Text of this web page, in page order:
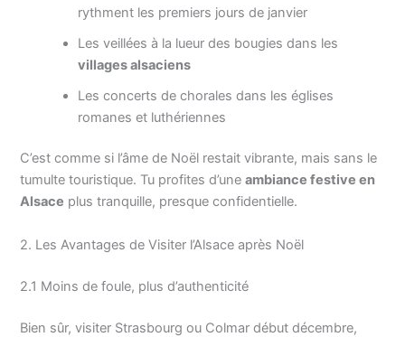
rythment les premiers jours de janvier
Les veillées à la lueur des bougies dans les
villages alsaciens
Les concerts de chorales dans les églises
romanes et luthériennes
C’est comme si l’âme de Noël restait vibrante, mais sans le
tumulte touristique. Tu profites d’uneambiance festive en
Alsace plus tranquille, presque confidentielle.
2. Les Avantages de Visiter l’Alsace après Noël
2.1 Moins de foule, plus d’authenticité
Bien sûr, visiter Strasbourg ou Colmar début décembre,